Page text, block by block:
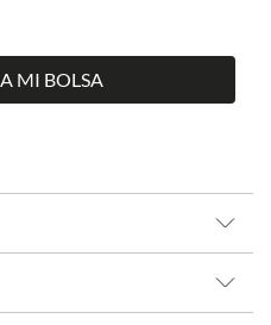
MI BOLSA